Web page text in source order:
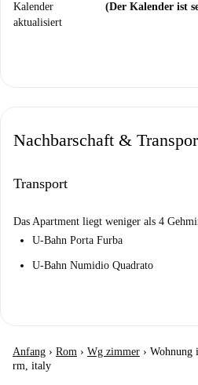
Kalender
aktualisiert
(Der Kalender ist
Nachbarschaft &
Transport
Das Apartment liegt weniger als 4
U-Bahn Porta Furba
U-Bahn Numidio Quadrato
Anfang › Rom › Wg zimmer › Wohnung
rm, italy